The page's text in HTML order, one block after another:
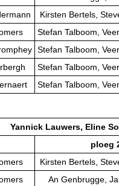
Kirsten Bertels,
Stefan Talboom,
Stefan Talboom,
Stefan Talboom,
Stefan Talboom,
Yannick Lauwers, Eline
ploeg
Kirsten Bertels,
An Genbrugge,